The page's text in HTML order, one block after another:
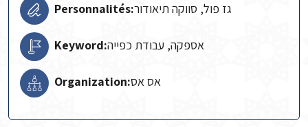
Personnalités:גז פול, סווקה תיאודור
Keyword:אספקה, עבודת כפייה
Organization:אס אס